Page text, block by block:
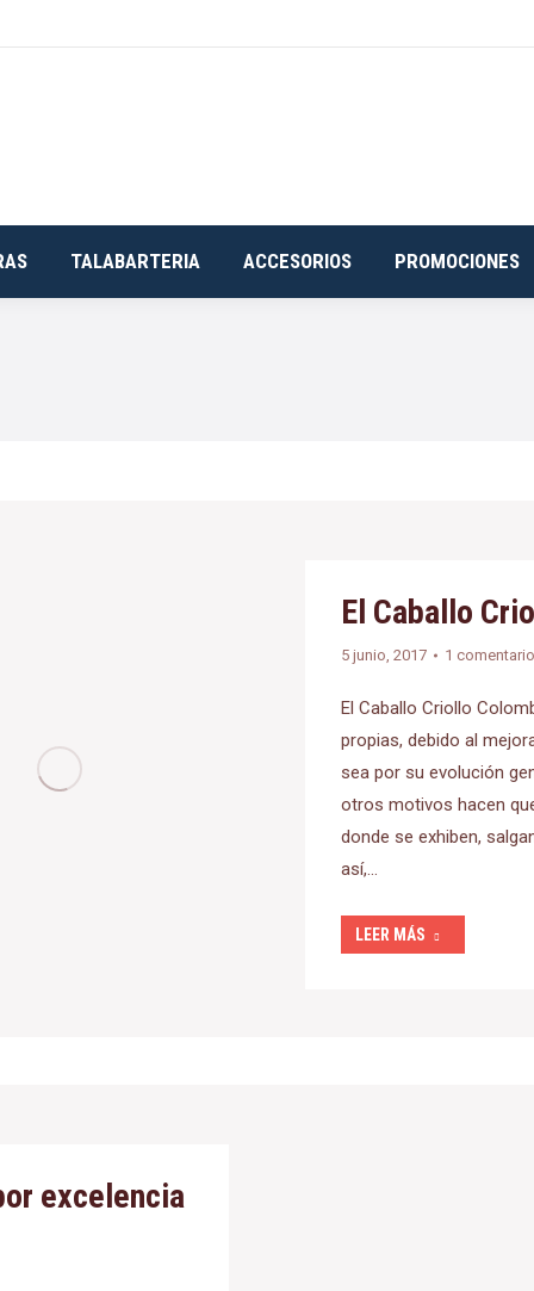
TALABARTERIA ACCESORIOS PROMOCIONES
El Caballo
5 junio, 2017 1 comentario
El Caballo Criollo
propias, debido al
sea por su evolución
otros motivos hacen
donde se exhiben,
así,…
LEER MÁS
excelencia